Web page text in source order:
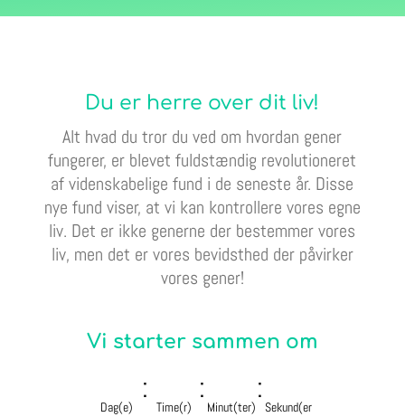
Du er herre over dit liv!
Alt hvad du tror du ved om hvordan gener
fungerer, er blevet fuldstændig revolutioneret
af videnskabelige fund i de seneste år. Disse
nye fund viser, at vi kan kontrollere vores egne
liv. Det er ikke generne der bestemmer vores
liv, men det er vores bevidsthed der påvirker
vores gener!
Vi starter sammen om
Dag(e)
:
Time(r)
:
Minut(ter)
:
Sekund(er